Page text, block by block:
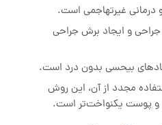
غیرتهاجمی است.
و ایجاد برش جراحی
بی­حسی بدون درد است.
مجدد از آن، این روش
و پوست یکنواخت­‌تر است.